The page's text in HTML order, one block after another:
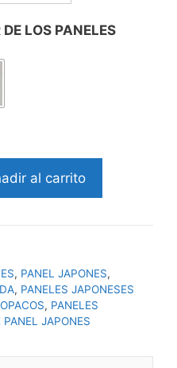
LOS PANELES
al carrito
, PANEL JAPONES,
, PANELES JAPONESES
, PANELES
PANEL JAPONES